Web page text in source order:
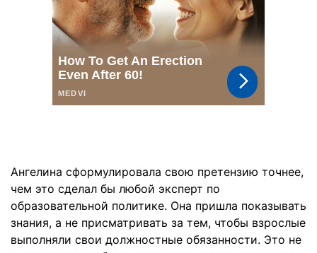
Ангелина сформулировала свою претензию точнее,
чем это сделал бы любой эксперт по
образовательной политике. Она пришла показывать
знания, а не присматривать за тем, чтобы взрослые
выполняли свои должностные обязанности. Это не